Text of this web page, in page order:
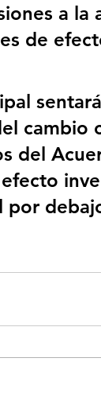
a la
de
cambio
del
por